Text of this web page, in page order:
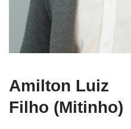
Amilton Luiz
Filho (Mitinho)